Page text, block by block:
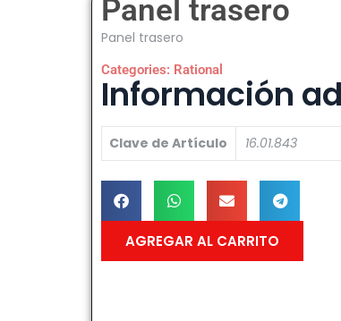
Panel trasero
Panel trasero
Categories: Rational
Información
Clave de Artículo 16.01.843
AGREGAR AL CARRITO